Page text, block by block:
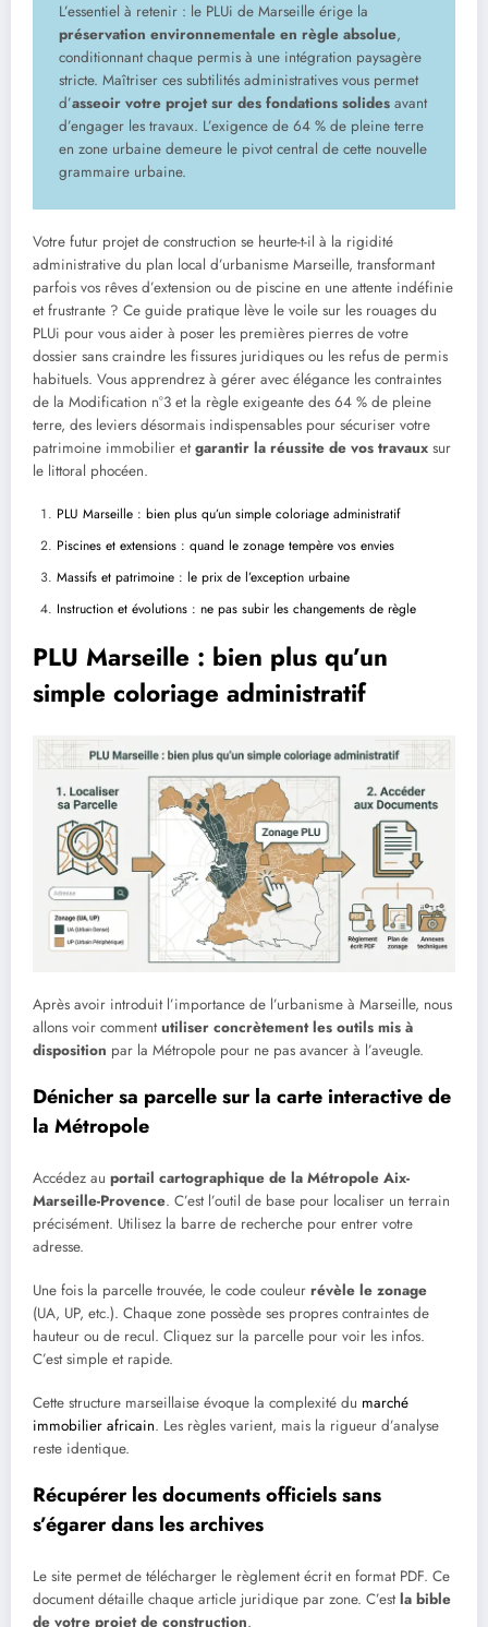
L’essentiel à retenir : le PLUi de Marseille érige la
préservation environnementale en règle absolue,
conditionnant chaque permis à une intégration paysagère
stricte. Maîtriser ces subtilités administratives vous permet
d’asseoir votre projet sur des fondations solides avant
d’engager les travaux. L’exigence de 64 % de pleine terre
en zone urbaine demeure le pivot central de cette nouvelle
grammaire urbaine.
Votre futur projet de construction se heurte-t-il à la rigidité
administrative du plan local d’urbanisme Marseille, transformant
parfois vos rêves d’extension ou de piscine en une attente indéfinie
et frustrante ? Ce guide pratique lève le voile sur les rouages du
PLUi pour vous aider à poser les premières pierres de votre
dossier sans craindre les fissures juridiques ou les refus de permis
habituels. Vous apprendrez à gérer avec élégance les contraintes
de la Modification n°3 et la règle exigeante des 64 % de pleine
terre, des leviers désormais indispensables pour sécuriser votre
patrimoine immobilier etgarantir la réussite de vos travaux sur
le littoral phocéen.
PLU Marseille : bien plus qu’un simple coloriage administratif
Piscines et extensions : quand le zonage tempère vos envies
Massifs et patrimoine : le prix de l’exception urbaine
Instruction et évolutions : ne pas subir les changements de règle
PLU Marseille : bien plus qu’un
simple coloriage administratif
Après avoir introduit l’importance de l’urbanisme à Marseille, nous
allons voir commentutiliser concrètement les outils mis à
disposition par la Métropole pour ne pas avancer à l’aveugle.
Dénicher sa parcelle sur la carte interactive de
la Métropole
Accédez au portail cartographique de la Métropole Aix-
Marseille-Provence. C’est l’outil de base pour localiser un terrain
précisément. Utilisez la barre de recherche pour entrer votre
adresse.
Une fois la parcelle trouvée, le code couleur révèle le zonage
(UA, UP, etc.). Chaque zone possède ses propres contraintes de
hauteur ou de recul. Cliquez sur la parcelle pour voir les infos.
C’est simple et rapide.
Cette structure marseillaise évoque la complexité du marché
immobilier africain. Les règles varient, mais la rigueur d’analyse
reste identique.
Récupérer les documents officiels sans
s’égarer dans les archives
Le site permet de télécharger le règlement écrit en format PDF. Ce
document détaille chaque article juridique par zone. C’estla bible
de votre projet de construction.